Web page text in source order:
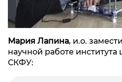
Мария Лапина, и.о.
научной работе
СКФУ: